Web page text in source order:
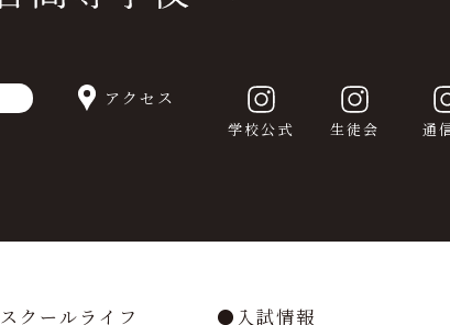
アクセス
学校公式 生徒会 通
スクールライフ 入試情報